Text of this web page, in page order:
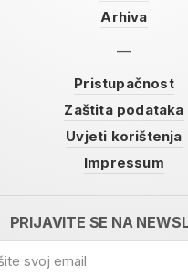
Arhiva
Pristupačnost
Zaštita podataka
Uvjeti korištenja
Impressum
PRIJAVITE SE NA